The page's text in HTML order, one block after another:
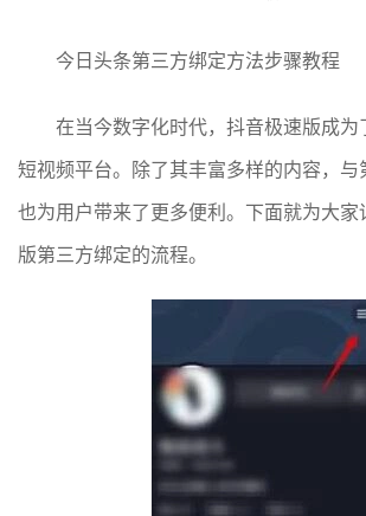
今日头条第三方绑定方法步骤教程
在当今数字化时代，抖音极速版成为
短视频平台。除了其丰富多样的内容，与
也为用户带来了更多便利。下面就为大家
版第三方绑定的流程。